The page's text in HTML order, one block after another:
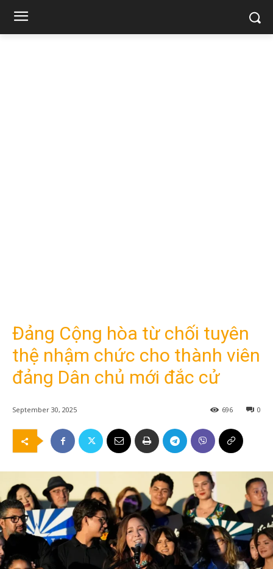
Đảng Cộng hòa từ chối tuyên
thệ nhậm chức cho thành viên
đảng Dân chủ mới đắc cử
September 30, 2025 0
696